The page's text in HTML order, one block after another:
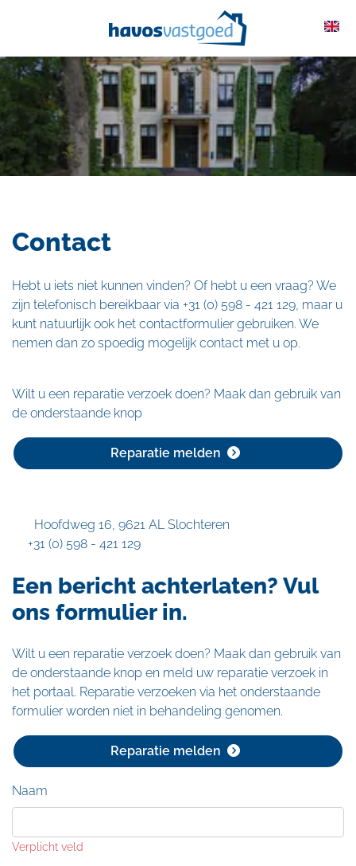
Contact
Hebt u iets niet kunnen vinden? Of hebt u een vraag? We
zijn telefonisch bereikbaar via +31 (0) 598 - 421 129, maar u
kunt natuurlijk ook het contactformulier gebruiken. We
nemen dan zo spoedig mogelijk contact met u op.
Wilt u een reparatie verzoek doen? Maak dan gebruik van
de onderstaande knop
Reparatie melden
Hoofdweg 16, 9621 AL Slochteren
+31 (0) 598 - 421 129
Een bericht achterlaten? Vul
ons formulier in.
Wilt u een reparatie verzoek doen? Maak dan gebruik van
de onderstaande knop en meld uw reparatie verzoek in
het portaal. Reparatie verzoeken via het onderstaande
formulier worden niet in behandeling genomen.
Reparatie melden
Naam
Verplicht veld